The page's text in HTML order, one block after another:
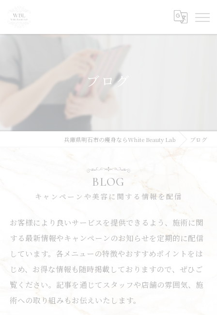
ブログ
兵庫県明石市の痩身ならWhite Beauty Lab ブログ
BLOG
キャンペーンや美容に関する情報を配信
お客様により良いサービスを提供できるよう、施術に関
する最新情報やキャンペーンのお知らせを定期的に配信
しています。各メニューの特徴やおすすめポイントをは
じめ、お得な情報も随時掲載しておりますので、ぜひご
覧ください。記事を通じてスタッフや店舗の雰囲気、施
術への取り組みもお伝えいたします。